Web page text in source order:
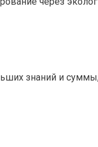
знаний и